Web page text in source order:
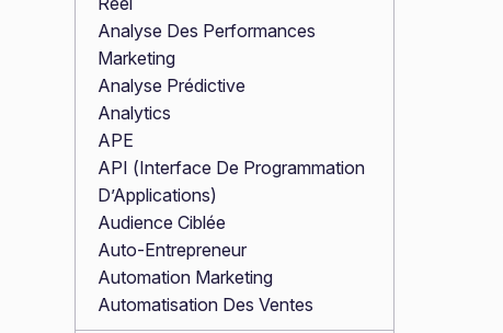
Analyse Des Performances
Marketing
Analyse Prédictive
Analytics
APE
API (Interface De Programmation
D’Applications)
Audience Ciblée
Auto-Entrepreneur
Automation Marketing
Automatisation Des Ventes